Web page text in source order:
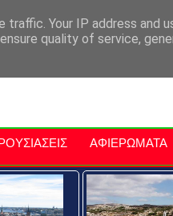
Κρήτη Kriti Traveller
ΑΦΙΕΡΩΜΑΤΑ
Your IP address and
quality of service,